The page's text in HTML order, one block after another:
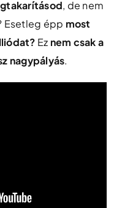
, de nem
Esetleg épp most
Ez nem csak a
nagypályás.